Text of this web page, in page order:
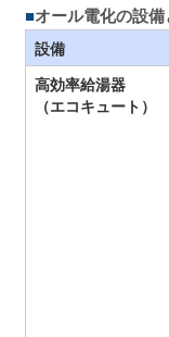
オール電化の設
設備
高効率給湯器
（エコキュート）